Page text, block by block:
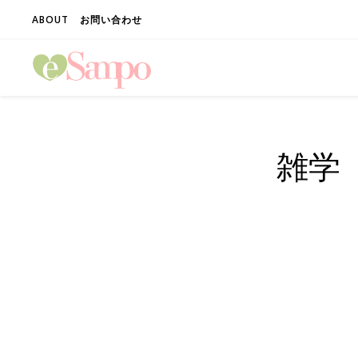
ABOUT お問い合わせ
雑学